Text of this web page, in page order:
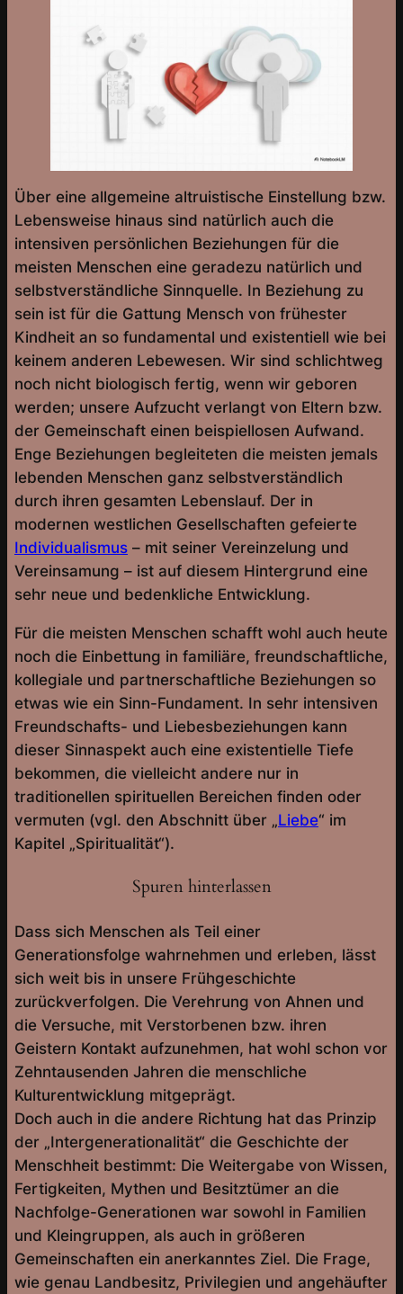
Über eine allgemeine altruistische Einstellung bzw.
Lebensweise hinaus sind natürlich auch die
intensiven persönlichen Beziehungen für die
meisten Menschen eine geradezu natürlich und
selbstverständliche Sinnquelle. In Beziehung zu
sein ist für die Gattung Mensch von frühester
Kindheit an so fundamental und existentiell wie bei
keinem anderen Lebewesen. Wir sind schlichtweg
noch nicht biologisch fertig, wenn wir geboren
werden; unsere Aufzucht verlangt von Eltern bzw.
der Gemeinschaft einen beispiellosen Aufwand.
Enge Beziehungen begleiteten die meisten jemals
lebenden Menschen ganz selbstverständlich
durch ihren gesamten Lebenslauf. Der in
modernen westlichen Gesellschaften gefeierte
Individualismus – mit seiner Vereinzelung und
Vereinsamung – ist auf diesem Hintergrund eine
sehr neue und bedenkliche Entwicklung.
Für die meisten Menschen schafft wohl auch heute
noch die Einbettung in familiäre, freundschaftliche,
kollegiale und partnerschaftliche Beziehungen so
etwas wie ein Sinn-Fundament. In sehr intensiven
Freundschafts- und Liebesbeziehungen kann
dieser Sinnaspekt auch eine existentielle Tiefe
bekommen, die vielleicht andere nur in
traditionellen spirituellen Bereichen finden oder
vermuten (vgl. den Abschnitt über „Liebe“ im
Kapitel „Spiritualität“).
Spuren hinterlassen
Dass sich Menschen als Teil einer
Generationsfolge wahrnehmen und erleben, lässt
sich weit bis in unsere Frühgeschichte
zurückverfolgen. Die Verehrung von Ahnen und
die Versuche, mit Verstorbenen bzw. ihren
Geistern Kontakt aufzunehmen, hat wohl schon vor
Zehntausenden Jahren die menschliche
Kulturentwicklung mitgeprägt.
Doch auch in die andere Richtung hat das Prinzip
der „Intergenerationalität“ die Geschichte der
Menschheit bestimmt: Die Weitergabe von Wissen,
Fertigkeiten, Mythen und Besitztümer an die
Nachfolge-Generationen war sowohl in Familien
und Kleingruppen, als auch in größeren
Gemeinschaften ein anerkanntes Ziel. Die Frage,
wie genau Landbesitz, Privilegien und angehäufter